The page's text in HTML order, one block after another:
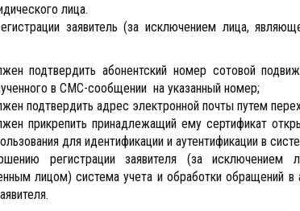
лица.
заявитель (за исключением лица,
подтвердить абонентский номер сотовой
в СМС-сообщении на указанный номер;
подтвердить адрес электронной почты путем
прикрепить принадлежащий ему сертификат
для идентификации и аутентификации в
регистрации заявителя (за исключением
лицом) система учета и обработки обращений